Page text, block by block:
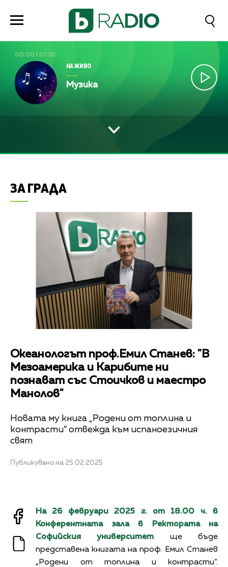
00:00 07:50
НА ЖИВО
Музика
ЗА ГРАДА
Океанологът проф.Емил Станев: "В
Мезоамерика и Карибите ни
познават със Стоичков и маестро
Манолов"
Новата му книга „Родени от топлина и
контрасти“ отвежда към испаноезичния
свят
Публикувано на 25.02.2025
На 26 февруари 2025 г. от 18.00 ч. в
Конферентната зала в Ректората на
Софийския университет ще бъде
представена книгата на проф. Емил Станев
„Родени от топлина и контрасти“.